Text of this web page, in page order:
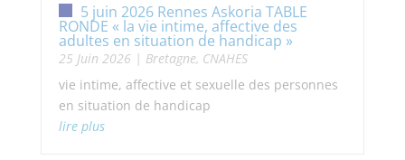
5 juin 2026 Rennes Askoria TABLE
RONDE « la vie intime, affective des
adultes en situation de handicap »
25 Juin 2026| Bretagne, CNAHES
vie intime, affective et sexuelle des personnes
en situation de handicap
lire plus